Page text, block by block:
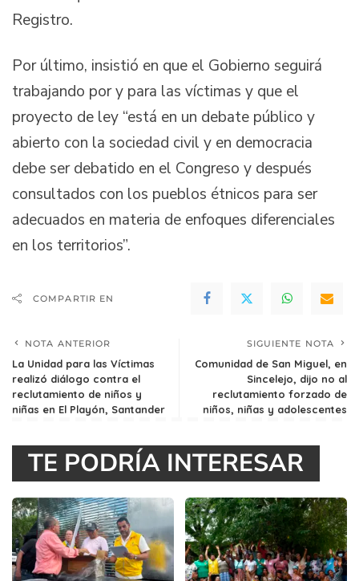
Registro.
Por último, insistió en que el Gobierno seguirá
trabajando por y para las víctimas y que el
proyecto de ley “está en un debate público y
abierto con la sociedad civil y en democracia
debe ser debatido en el Congreso y después
consultados con los pueblos étnicos para ser
adecuados en materia de enfoques diferenciales
en los territorios”.
COMPARTIR EN
NOTA ANTERIOR
La Unidad para las Víctimas
realizó diálogo contra el
reclutamiento de niños y
niñas en El Playón, Santander
SIGUIENTE NOTA
Comunidad de San Miguel, en
Sincelejo, dijo no al
reclutamiento forzado de
niños, niñas y adolescentes
TE PODRÍA INTERESAR